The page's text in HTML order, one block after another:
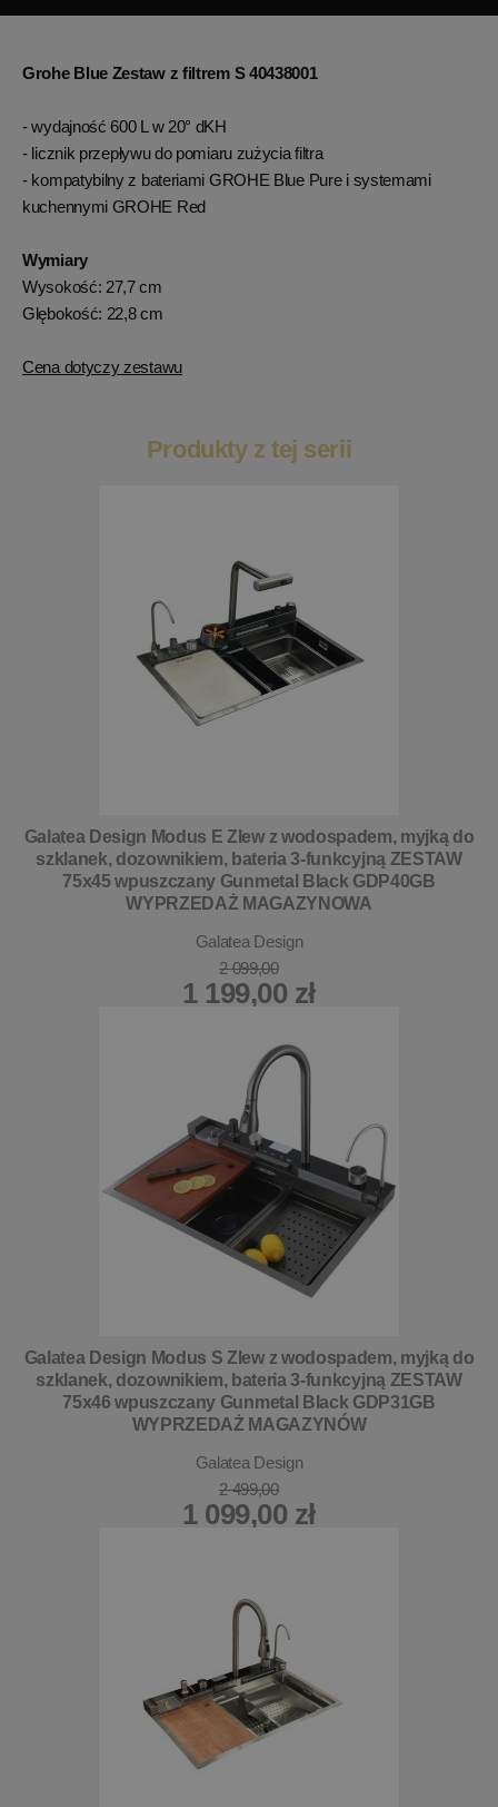
Grohe Blue Zestaw z filtrem S 40438001
- wydajność 600 L w 20° dKH
- licznik przepływu do pomiaru zużycia filtra
- kompatybilny z bateriami GROHE Blue Pure i systemami
kuchennymi GROHE Red
Wymiary
Wysokość: 27,7 cm
Glębokość: 22,8 cm
Cena dotyczy zestawu
Produkty z tej serii
Galatea Design Modus E Zlew z wodospadem, myjką do
szklanek, dozownikiem, bateria 3-funkcyjną ZESTAW
75x45 wpuszczany Gunmetal Black GDP40GB
WYPRZEDAŻ MAGAZYNOWA
Galatea Design
2 099,00
1 199,00 zł
Galatea Design Modus S Zlew z wodospadem, myjką do
szklanek, dozownikiem, bateria 3-funkcyjną ZESTAW
75x46 wpuszczany Gunmetal Black GDP31GB
WYPRZEDAŻ MAGAZYNÓW
Galatea Design
2 499,00
1 099,00 zł